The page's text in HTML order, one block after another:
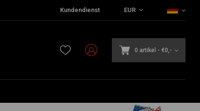
Kundendienst EUR
0 artikel - €0,-